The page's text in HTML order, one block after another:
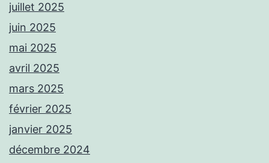
juillet 2025
juin 2025
mai 2025
avril 2025
mars 2025
février 2025
janvier 2025
décembre 2024